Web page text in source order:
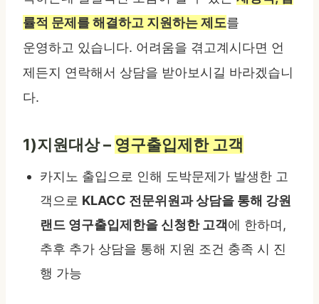
률적 문제를 해결하고 지원하는 제도를
운영하고 있습니다. 어려움을 겪고계시다면 언
제든지 연락해서 상담을 받아보시길 바라겠습니
다.
1)지원대상 – 영구출입제한 고객
카지노 출입으로 인해 도박문제가 발생한 고
객으로 KLACC 전문위원과 상담을 통해 강원
랜드 영구출입제한을 신청한 고객에 한하며,
추후 추가 상담을 통해 지원 조건 충족 시 진
행 가능